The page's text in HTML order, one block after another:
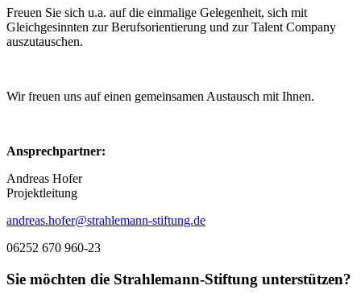
Freuen Sie sich u.a. auf die einmalige Gelegenheit, sich mit
Gleichgesinnten zur Berufsorientierung und zur Talent Company
auszutauschen.
Wir freuen uns auf einen gemeinsamen Austausch mit Ihnen.
Ansprechpartner:
Andreas Hofer
Projektleitung
andreas.hofer@strahlemann-stiftung.de
06252 670 960-23
Sie möchten die Strahlemann-Stiftung unterstützen?